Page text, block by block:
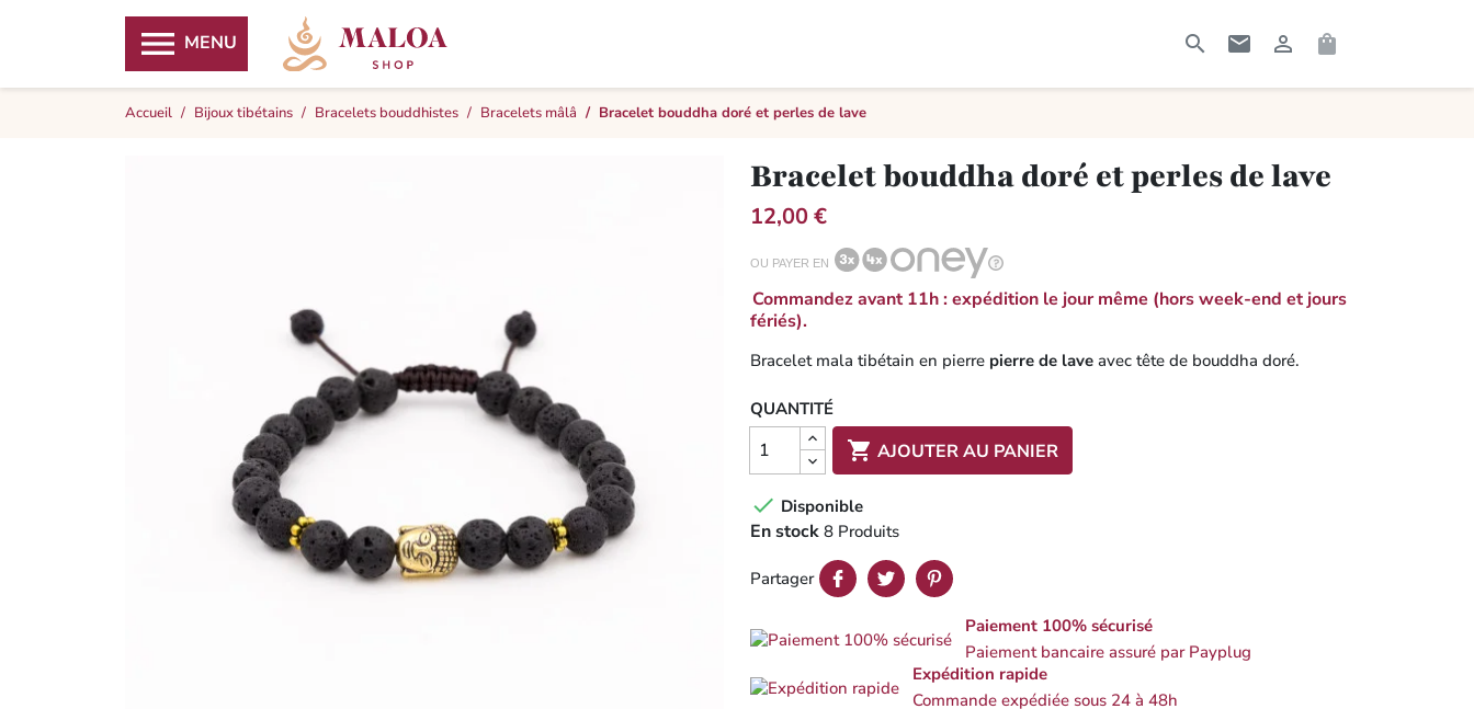
 MENU    
Accueil Bijoux tibétains Bracelets bouddhistes Bracelets mâlâ Bracelet bouddha doré et perles de lave
Bracelet bouddha doré et perles de lave
12,00 €
OU PAYER EN
Commandez avant 11h : expédition le jour même (hors week-end et jours
fériés).
Bracelet mala tibétain en pierre pierre de lave avec tête de bouddha doré.
QUANTITÉ
 AJOUTER AU PANIER
 Disponible
En stock 8 Produits
Partager
Paiement 100% sécurisé
Paiement bancaire assuré par Payplug
Expédition rapide
Commande expédiée sous 24 à 48h